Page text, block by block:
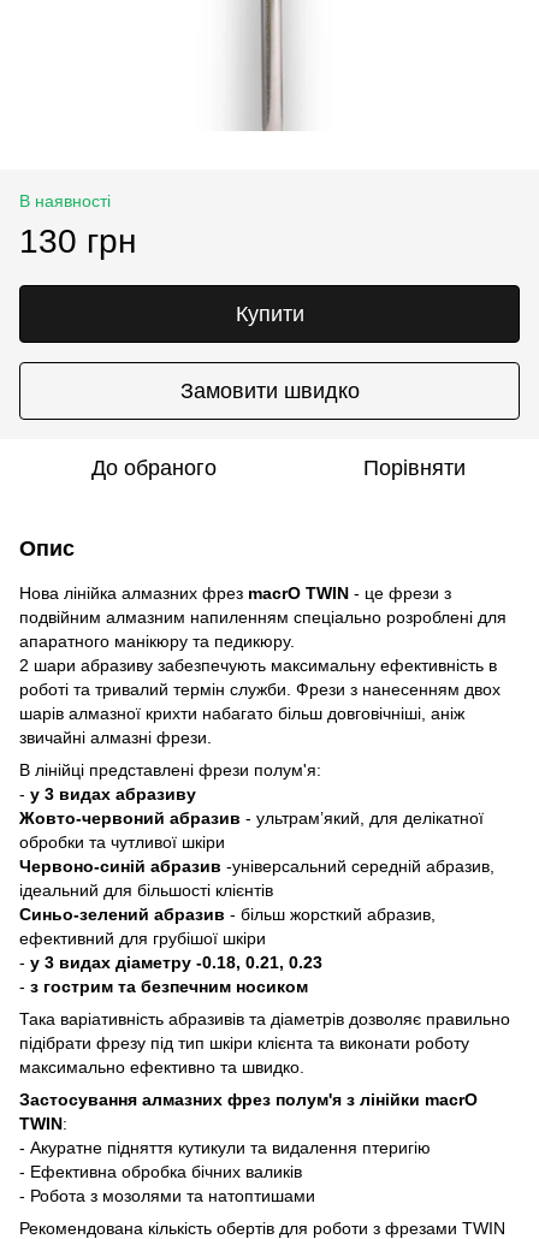
В наявності
130 грн
Купити
Замовити швидко
До обраного Порівняти
Опис
Нова лінійка алмазних фрез macrO TWIN - це фрези з
подвійним алмазним напиленням спеціально розроблені для
апаратного манікюру та педикюру.
2 шари абразиву забезпечують максимальну ефективність в
роботі та тривалий термін служби. Фрези з нанесенням двох
шарів алмазної крихти набагато більш довговічніші, аніж
звичайні алмазні фрези.
В лінійці представлені фрези полум'я:
- у 3 видах абразиву
Жовто-червоний абразив - ультрам’який, для делікатної
обробки та чутливої шкіри
Червоно-синій абразив -універсальний середній абразив,
ідеальний для більшості клієнтів
Синьо-зелений абразив - більш жорсткий абразив,
ефективний для грубішої шкіри
- у 3 видах діаметру -0.18, 0.21, 0.23
- з гострим та безпечним носиком
Така варіативність абразивів та діаметрів дозволяє правильно
підібрати фрезу під тип шкіри клієнта та виконати роботу
максимально ефективно та швидко.
Застосування алмазних фрез полум'я з лінійки macrO
TWIN:
- Акуратне підняття кутикули та видалення птеригію
- Ефективна обробка бічних валиків
- Робота з мозолями та натоптишами
Рекомендована кількість обертів для роботи з фрезами TWIN